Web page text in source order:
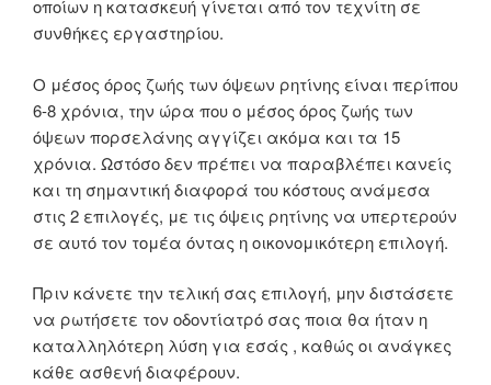
οποίων η κατασκευή γίνεται από τον τεχνίτη σε
συνθήκες εργαστηρίου.
Ο μέσος όρος ζωής των όψεων ρητίνης είναι περίπου
6-8 χρόνια, την ώρα που ο μέσος όρος ζωής των
όψεων πορσελάνης αγγίζει ακόμα και τα 15
χρόνια. Ωστόσο δεν πρέπει να παραβλέπει κανείς
και τη σημαντική διαφορά του κόστους ανάμεσα
στις 2 επιλογές, με τις όψεις ρητίνης να υπερτερούν
σε αυτό τον τομέα όντας η οικονομικότερη επιλογή.
Πριν κάνετε την τελική σας επιλογή, μην διστάσετε
να ρωτήσετε τον οδοντίατρό σας ποια θα ήταν η
καταλληλότερη λύση για εσάς , καθώς οι ανάγκες
κάθε ασθενή διαφέρουν.